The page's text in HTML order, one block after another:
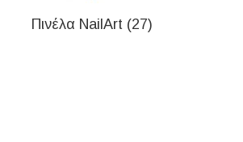
Πινέλα NailArt (27)